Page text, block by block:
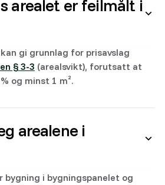
arealet er feilmålt i
gi grunnlag for prisavslag
§ 3-3 (arealsvikt), forutsatt at
og minst 1 m².
arealene i
bygning i bygningspanelet og